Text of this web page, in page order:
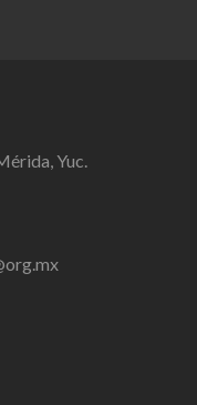
Yuc.